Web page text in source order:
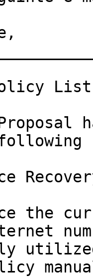
the